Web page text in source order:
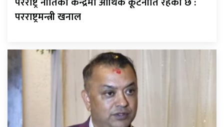
परराष्ट्रमन्त्री खनाल